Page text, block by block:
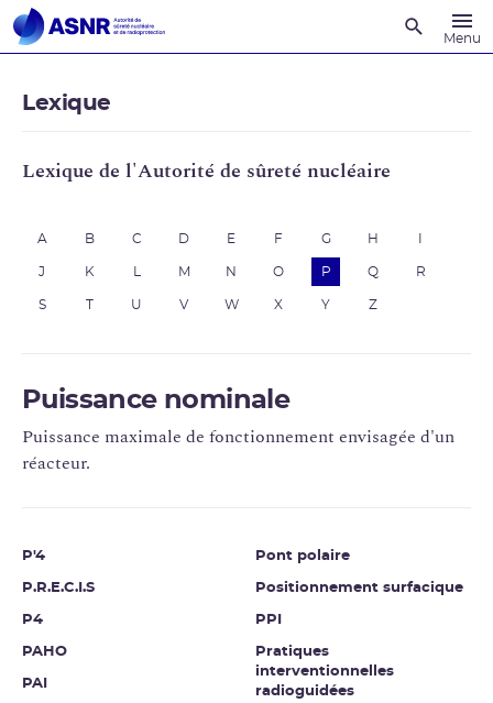
Menu
Lexique
Lexique de l'Autorité de sûreté nucléaire
A B C D E F G H
J K M N O P Q R
S U V W X Y Z
Puissance nominale
Puissance maximale de fonctionnement envisagée d'un
réacteur.
P'4
P.R.E.C.I.S
P4
PAHO
PAI
Pont polaire
Positionnement surfacique
PPI
Pratiques
interventionnelles
radioguidées